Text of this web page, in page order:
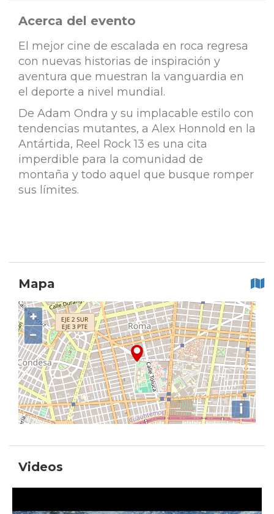
Acerca del evento
El mejor cine de escalada en roca regresa
con nuevas historias de inspiración y
aventura que muestran la vanguardia en
el deporte a nivel mundial.
De Adam Ondra y su implacable estilo con
tendencias mutantes, a Alex Honnold en la
Antártida, Reel Rock 13 es una cita
imperdible para la comunidad de
montaña y todo aquel que busque romper
sus límites.
Mapa
+
−
i
Videos